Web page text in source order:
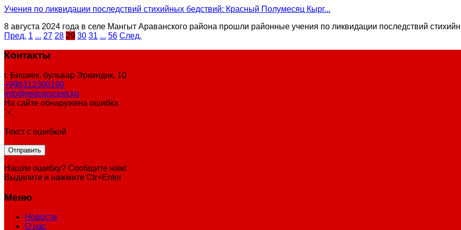
Учения по ликвидации последствий стихийных бедствий: Красный Полумесяц Кырг...
8 августа 2024 года в селе Мангыт Араванского района прошли районные учения по ликвидации последствий
Пред. 1 ... 27 28 29 30 31 ... 56 След.
Контакты
г. Бишкек, бульвар Эркиндик, 10
+996312300190
info@redcrescent.kg
На сайте обнаружена ошибка
Текст с ошибкой
Нашли ошибку? Сообщите нам!
Выделите и нажмите Ctr+Enter
Меню
Новости
О нас